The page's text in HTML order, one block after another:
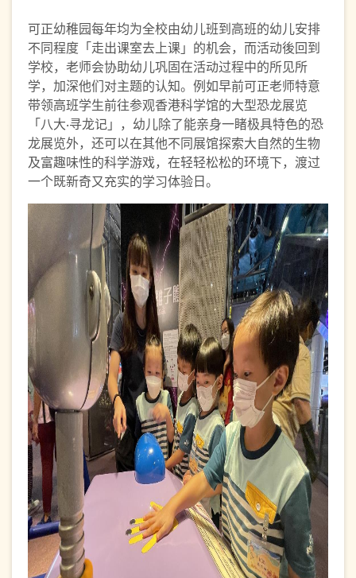
可正幼稚园每年均为全校由幼儿班到高班的幼儿安排
不同程度「走出课室去上课」的机会，而活动後回到
学校，老师会协助幼儿巩固在活动过程中的所见所
学，加深他们对主题的认知。例如早前可正老师特意
带领高班学生前往参观香港科学馆的大型恐龙展览
「八大‧寻龙记」，幼儿除了能亲身一睹极具特色的恐
龙展览外，还可以在其他不同展馆探索大自然的生物
及富趣味性的科学游戏，在轻轻松松的环境下，渡过
一个既新奇又充实的学习体验日。